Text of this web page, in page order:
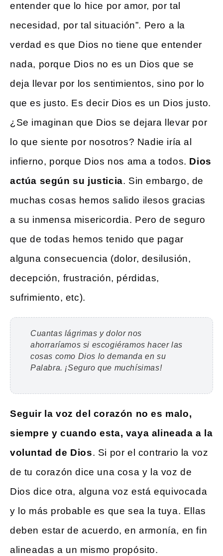
entender que lo hice por amor, por tal
necesidad, por tal situación”. Pero a la
verdad es que Dios no tiene que entender
nada, porque Dios no es un Dios que se
deja llevar por los sentimientos, sino por lo
que es justo. Es decir Dios es un Dios justo.
¿Se imaginan que Dios se dejara llevar por
lo que siente por nosotros? Nadie iría al
infierno, porque Dios nos ama a todos. Dios
actúa según su justicia. Sin embargo, de
muchas cosas hemos salido ilesos gracias
a su inmensa misericordia. Pero de seguro
que de todas hemos tenido que pagar
alguna consecuencia (dolor, desilusión,
decepción, frustración, pérdidas,
sufrimiento, etc).
Cuantas lágrimas y dolor nos
ahorraríamos si escogiéramos hacer las
cosas como Dios lo demanda en su
Palabra. ¡Seguro que muchísimas!
Seguir la voz del corazón no es malo,
siempre y cuando esta, vaya alineada a la
voluntad de Dios. Si por el contrario la voz
de tu corazón dice una cosa y la voz de
Dios dice otra, alguna voz está equivocada
y lo más probable es que sea la tuya. Ellas
deben estar de acuerdo, en armonía, en fin
alineadas a un mismo propósito.